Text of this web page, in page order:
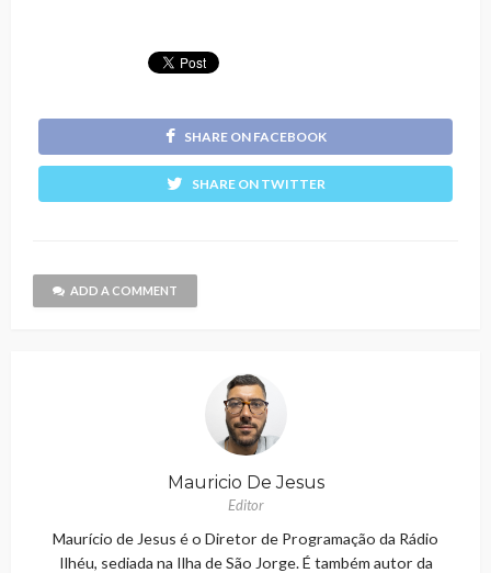
SHARE ON FACEBOOK
SHARE ON TWITTER
ADD A COMMENT
Mauricio De Jesus
Editor
Maurício de Jesus é o Diretor de Programação da Rádio
Ilhéu, sediada na Ilha de São Jorge. É também autor da